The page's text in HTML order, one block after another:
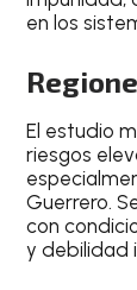
en los
El estudio
riesgos
Guerrero.
con
y debilidad